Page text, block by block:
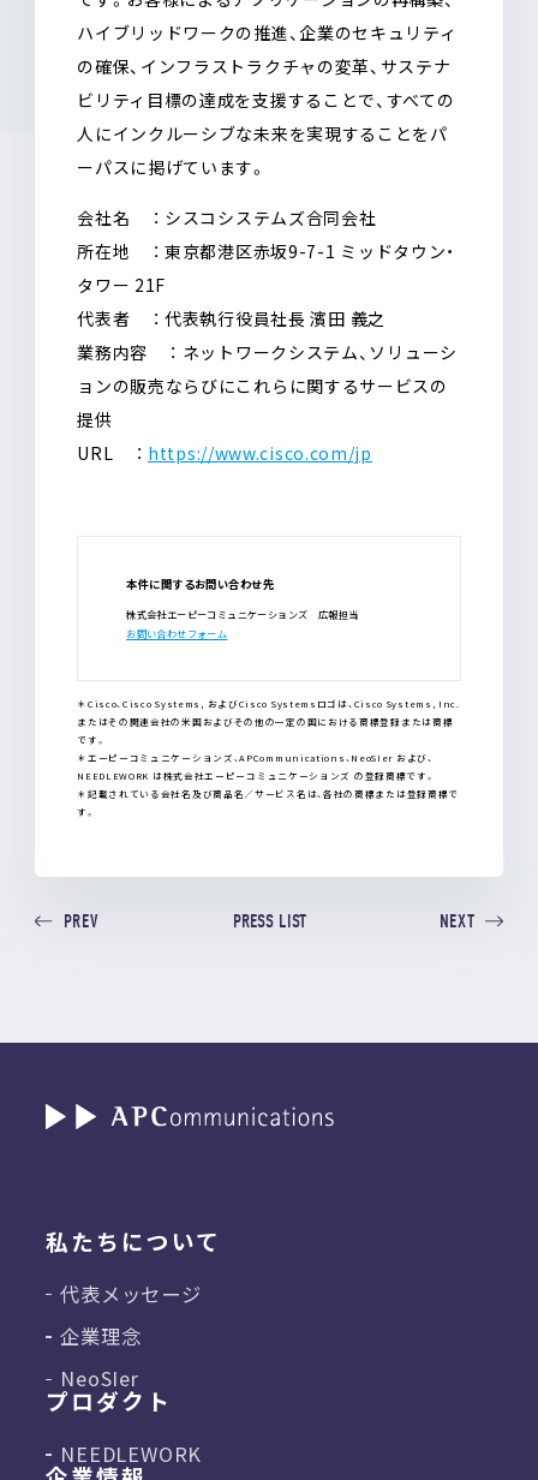
ハイブリッドワークの推進、企業のセキュリティ
の確保、インフラストラクチャの変革、サステナ
ビリティ目標の達成を支援することで、すべての
人にインクルーシブな未来を実現することをパ
ーパスに掲げています。
会社名 ： シスコシステムズ合同会社
所在地
： 東京都港区赤坂9-7-1 ミッドタウン・
タワー 21F
代表者
： 代表執行役員社長 濱田 義之
業務内容
： ネットワークシステム、ソリューシ
ョンの販売ならびにこれらに関するサービスの
提供
URL
： https://www.cisco.com/jp
本件に関するお問い合わせ先
株式会社エーピーコミュニケーションズ 広報担当
お問い合わせフォーム
＊Cisco、Cisco Systems, およびCisco Systemsロゴは、Cisco Systems, Inc.
またはその関連会社の米国およびその他の一定の国における商標登録または商標
です。
＊エーピーコミュニケーションズ、APCommunications、NeoSIer および、
NEEDLEWORK は株式会社エーピーコミュニケーションズ の登録商標です。
＊記載されている会社名及び商品名／サービス名は、各社の商標または登録商標で
す。
PREV PRESS LIST NEXT
私たちについて
代表メッセージ
企業理念
NeoSIer
プロダクト
NEEDLEWORK